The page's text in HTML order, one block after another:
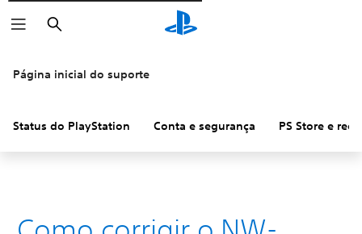
Pesquisar
Página inicial do suporte
Status do PlayStation Conta e segurança PS Store e